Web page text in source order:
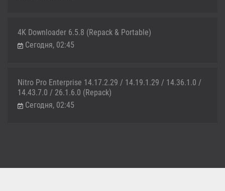
4K Downloader 6.5.8 (Repack & Portable)
Сегодня, 02:45
Nitro Pro Enterprise 14.17.2.29 / 14.19.1.29 / 14.36.1.0 /
14.43.7.0 / 26.1.6.0 (Repack)
Сегодня, 02:45